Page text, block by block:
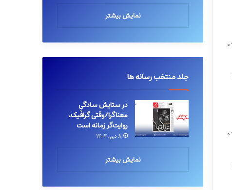
۰
۰
نمایش بیشتر
جلد منتخب رسانه ها
در ستایش سادگیِ
معناگرا/وقتی گرافیک،
روایت‌گر زمانه است
۸ دی, ۱۴۰۴
نمایش بیشتر